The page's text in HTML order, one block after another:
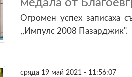
медала от
Огромен успех записаха
,,Импулс 2008 Пазарджик".
сряда 19 май 2021 - 11:56:07